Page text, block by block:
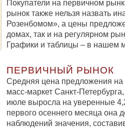
Покупатели на первичном
рынок также нельзя назвать
Розенбомом», а цены
домах, так и на регулярном
Графики и таблицы – в нашем
ПЕРВИЧНЫЙ РЫНОК
Средняя цена предложения на
масс-маркет Санкт-
июле выросла на уверенные
первого осеннего месяца она
наблюдений значения,